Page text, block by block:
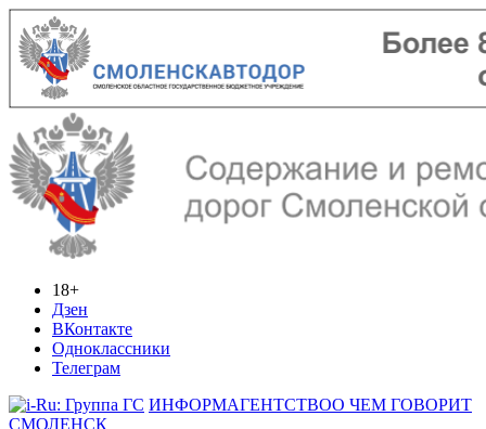
18+
Дзен
ВКонтакте
Одноклассники
Телеграм
ИНФОРМАГЕНТСТВОО ЧЕМ ГОВОРИТ
СМОЛЕНСК